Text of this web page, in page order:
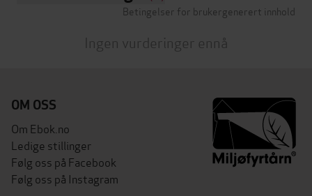
Betingelser for brukergenerert innhold
Ingen vurderinger ennå
OM OSS
Om Ebok.no
Ledige stillinger
Følg oss på Facebook
Følg oss på Instagram